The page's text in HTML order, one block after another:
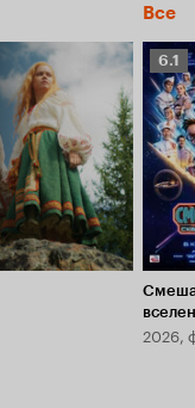
Все
6.1
6.1
2026,